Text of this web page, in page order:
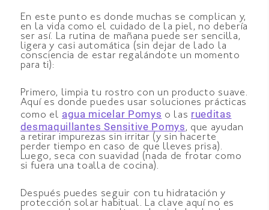
En este punto es donde muchas se complican y,
en la vida como el cuidado de la piel, no debería
ser así. La rutina de mañana puede ser sencilla,
ligera y casi automática (sin dejar de lado la
consciencia de estar regalándote un momento
para ti):
Primero, limpia tu rostro con un producto suave.
Aquí es donde puedes usar soluciones prácticas
como el agua micelar Pomys o las rueditas
desmaquillantes Sensitive Pomys , que ayudan
a retirar impurezas sin irritar (y sin hacerte
perder tiempo en caso de que lleves prisa).
Luego, seca con suavidad (nada de frotar como
si fuera una toalla de cocina).
Después puedes seguir con tu hidratación y
protección solar habitual. La clave aquí no es